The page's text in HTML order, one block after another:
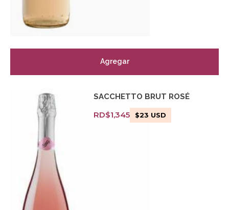
Agregar
SACCHETTO BRUT ROSÉ
RD$1,345 $23 USD